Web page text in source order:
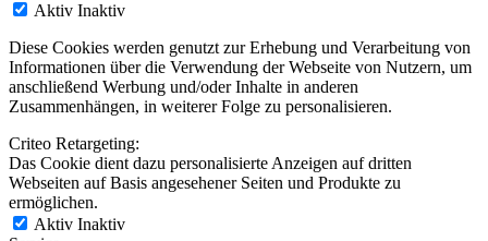
Aktiv Inaktiv
Diese Cookies werden genutzt zur Erhebung und Verarbeitung von
Informationen über die Verwendung der Webseite von Nutzern, um
anschließend Werbung und/oder Inhalte in anderen
Zusammenhängen, in weiterer Folge zu personalisieren.
Criteo Retargeting:
Das Cookie dient dazu personalisierte Anzeigen auf dritten
Webseiten auf Basis angesehener Seiten und Produkte zu
ermöglichen.
Aktiv Inaktiv